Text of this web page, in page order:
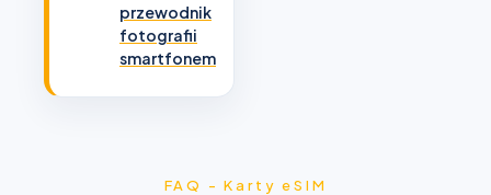
przewodnik
fotografii
smartfonem
FAQ - Karty eSIM